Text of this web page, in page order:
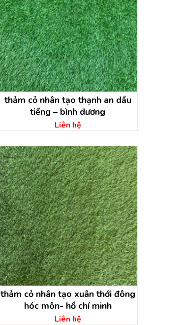
thảm cỏ nhân tạo thạnh an dầu
tiếng – bình dương
Liên hệ
thảm cỏ nhân tạo xuân thới đông
hóc môn- hồ chí minh
Liên hệ